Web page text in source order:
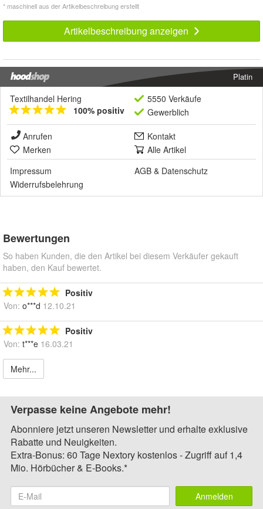
* maschinell aus der Artikelbeschreibung erstellt
Artikelbeschreibung anzeigen
Platin
Textilhandel Hering
100% positiv
5550 Verkäufe
Gewerblich
Anrufen
Kontakt
Merken
Alle Artikel
Impressum
AGB & Datenschutz
Widerrufsbelehrung
Bewertungen
So haben Kunden, die den Artikel bei diesem Verkäufer gekauft
haben, den Kauf bewertet.
Positiv
Von: o***d 12.10.21
Positiv
Von: t***e 16.03.21
Mehr...
Verpasse keine Angebote mehr!
Abonniere jetzt unseren Newsletter und erhalte exklusive
Rabatte und Neuigkeiten.
Extra-Bonus: 60 Tage Nextory kostenlos - Zugriff auf 1,4
Mio. Hörbücher & E-Books.*
Anmelden